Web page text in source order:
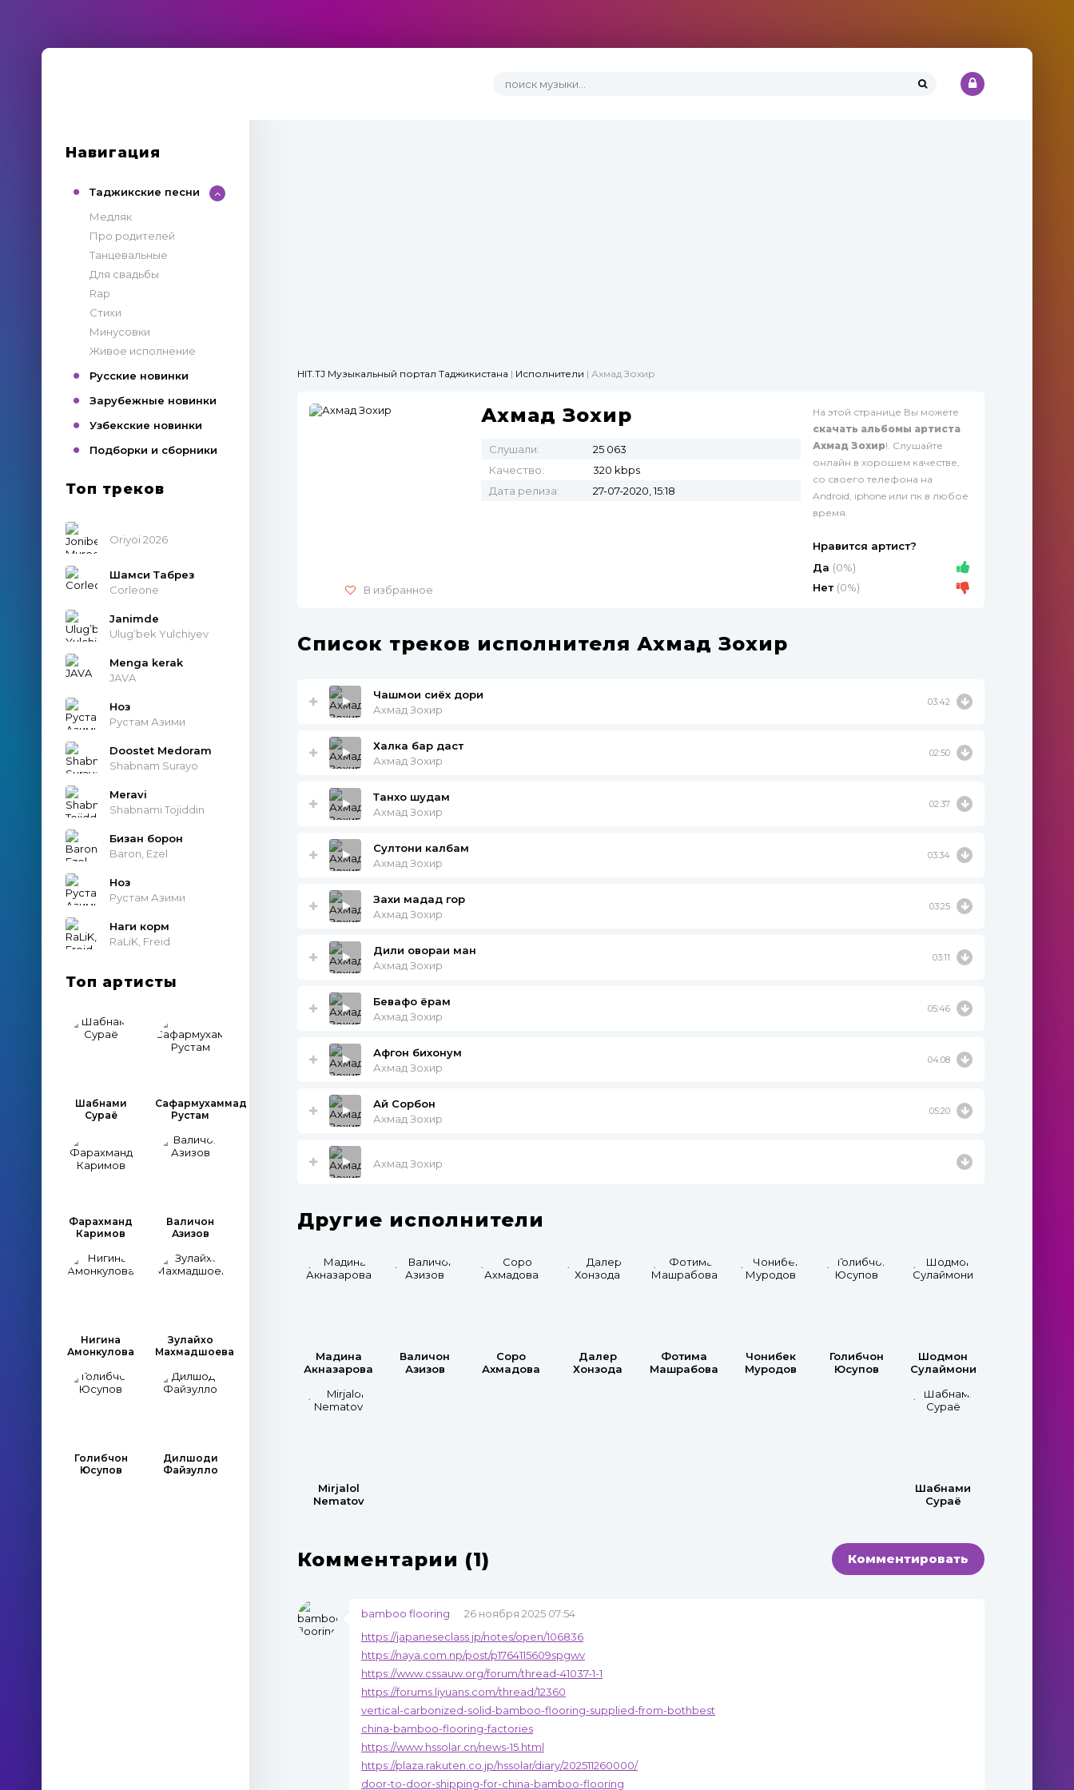
Навигация
Таджикские песни
Медляк
Про родителей
Танцевальные
Для свадьбы
Rap
Стихи
Минусовки
Живое исполнение
Русские новинки
Зарубежные новинки
Узбекские новинки
Подборки и сборники
Топ треков
Oriyoi 2026
Шамси Табрез
Corleone
Janimde
Ulug’bek Yulchiyev
Menga kerak
JAVA
Ноз
Рустам Азими
Doostet Medoram
Shabnam Surayo
Meravi
Shabnami Tojiddin
Бизан борон
Baron, Ezel
Ноз
Рустам Азими
Наги корм
RaLiK, Freid
Топ артисты
Шабнами
Сураё
Сафармухаммад
Рустам
Фарахманд
Каримов
Валичон
Азизов
Нигина
Амонкулова
Зулайхо
Махмадшоева
Голибчон
Юсупов
Дилшоди
Файзулло
HIT.TJ Музыкальный портал Таджикистана | Исполнители | Ахмад Зохир
В избранное
Ахмад Зохир
Слушали:
25 063
Качество:
320 kbps
Дата релиза:
27-07-2020, 15:18
На этой странице Вы можете
скачать альбомы артиста
Ахмад Зохир!. Слушайте
онлайн в хорошем качестве,
со своего телефона на
Android, iphone или пк в любое
время.
Нравится артист?
Да (0%)
Нет (0%)
Список треков исполнителя Ахмад Зохир
Чашмои сиёх дори
Ахмад Зохир
03:42
Халка бар даст
Ахмад Зохир
02:50
Танхо шудам
Ахмад Зохир
02:37
Султони калбам
Ахмад Зохир
03:34
Захи мадад гор
Ахмад Зохир
03:25
Дили овораи ман
Ахмад Зохир
03:11
Бевафо ёрам
Ахмад Зохир
05:46
Афгон бихонум
Ахмад Зохир
04:08
Ай Сорбон
Ахмад Зохир
05:20
Ахмад Зохир
Другие исполнители
Мадина
Акназарова
Валичон
Азизов
Соро
Ахмадова
Далер
Хонзода
Фотима
Машрабова
Чонибек
Муродов
Голибчон
Юсупов
Шодмон
Сулаймони
Mirjalol
Nematov
Шабнами
Сураё
Комментарии (1) Комментировать
bamboo flooring
26 ноября 2025 07:54
https://japaneseclass.jp/notes/open/106836
https://naya.com.np/post/p1764115609spgwv
https://www.cssauw.org/forum/thread-41037-1-1
https://forums.liyuans.com/thread/12360
vertical-carbonized-solid-bamboo-flooring-supplied-from-bothbest
china-bamboo-flooring-factories
https://www.hssolar.cn/news-15.html
https://plaza.rakuten.co.jp/hssolar/diary/202511260000/
door-to-door-shipping-for-china-bamboo-flooring